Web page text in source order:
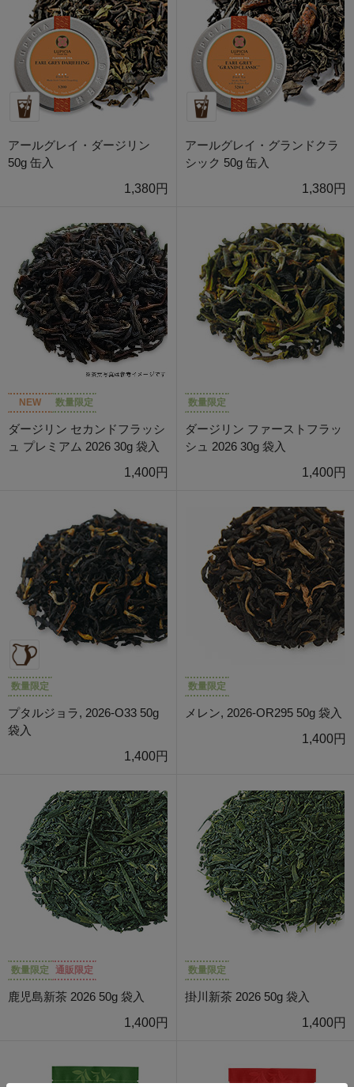
アールグレイ・ダージリン
50g 缶入
1,380円
アールグレイ・グランドクラ
シック 50g 缶入
1,380円
NEW 数量限定
ダージリン セカンドフラッシ
ュ プレミアム 2026 30g 袋入
1,400円
数量限定
ダージリン ファーストフラッ
シュ 2026 30g 袋入
1,400円
数量限定
プタルジョラ, 2026-O33 50g
袋入
1,400円
数量限定
メレン, 2026-OR295 50g 袋入
1,400円
数量限定 通販限定
鹿児島新茶 2026 50g 袋入
1,400円
数量限定
掛川新茶 2026 50g 袋入
1,400円